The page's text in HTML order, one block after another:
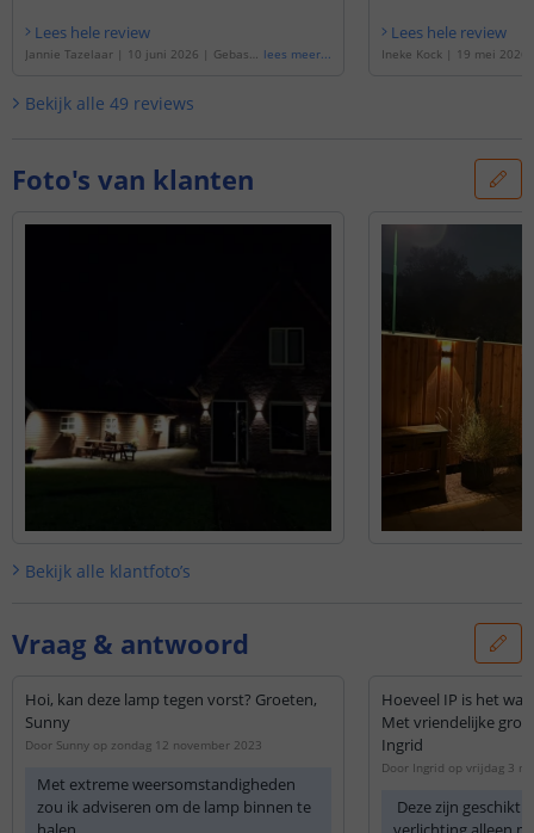
Lees hele review
Jannie Tazelaar | 10 juni 2026 | Gebase
lees meer...
Lees hele review
Ineke Kock | 19 mei 2026
Bekijk alle 49 reviews
Foto's van klanten
Bekijk alle klantfoto’s
Vraag & antwoord
Hoi, kan deze lamp tegen vorst? Groeten,
Sunny
Door Sunny op zondag 12 november 2023
Met extreme weersomstandigheden
zou ik adviseren om de lamp binnen te
Hoeveel IP is het
Met vriendelijke
Ingrid
Door Ingrid op vrijdag 3
Deze zijn geschikt